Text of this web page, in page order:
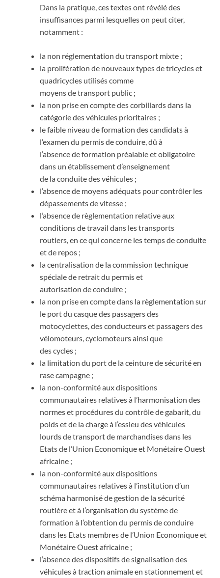
Dans la pratique, ces textes ont révélé des
insuffisances parmi lesquelles on peut citer,
notamment :
la non réglementation du transport mixte ;
la prolifération de nouveaux types de tricycles et
quadricycles utilisés comme
moyens de transport public ;
la non prise en compte des corbillards dans la
catégorie des véhicules prioritaires ;
le faible niveau de formation des candidats à
l’examen du permis de conduire, dû à
l’absence de formation préalable et obligatoire
dans un établissement d’enseignement
de la conduite des véhicules ;
l’absence de moyens adéquats pour contrôler les
dépassements de vitesse ;
l’absence de règlementation relative aux
conditions de travail dans les transports
routiers, en ce qui concerne les temps de conduite
et de repos ;
la centralisation de la commission technique
spéciale de retrait du permis et
autorisation de conduire ;
la non prise en compte dans la règlementation sur
le port du casque des passagers des
motocyclettes, des conducteurs et passagers des
vélomoteurs, cyclomoteurs ainsi que
des cycles ;
la limitation du port de la ceinture de sécurité en
rase campagne ;
la non-conformité aux dispositions
communautaires relatives à l’harmonisation des
normes et procédures du contrôle de gabarit, du
poids et de la charge à l’essieu des véhicules
lourds de transport de marchandises dans les
Etats de l’Union Economique et Monétaire Ouest
africaine ;
la non-conformité aux dispositions
communautaires relatives à l’institution d’un
schéma harmonisé de gestion de la sécurité
routière et à l’organisation du système de
formation à l’obtention du permis de conduire
dans les Etats membres de l’Union Economique et
Monétaire Ouest africaine ;
l’absence des dispositifs de signalisation des
véhicules à traction animale en stationnement et